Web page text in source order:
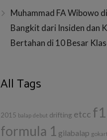
Muhammad FA Wibowo
Bangkit dari Insiden dan
Bertahan di 10 Besar
All Tags
2015 balap debut drifting etcc f1
formula 1 gilabalap gokart